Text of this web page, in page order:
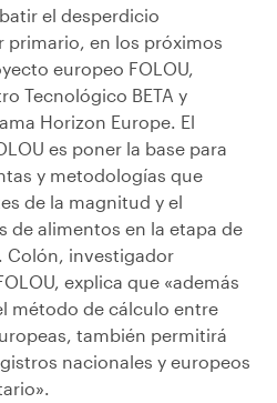
el desperdicio
primario, en los próximos
europeo FOLOU,
Tecnológico BETA y
Horizon Europe. El
es poner la base para
y metodologías que
de la magnitud y el
de alimentos en la etapa de
Colón, investigador
explica que «además
método de cálculo entre
también permitirá
nacionales y europeos